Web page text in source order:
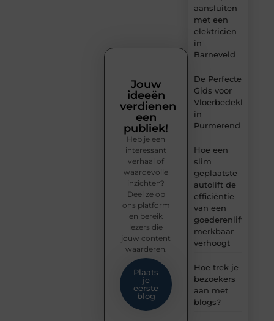
aansluiten
met een
elektricien
in
Barneveld
De Perfecte
Gids voor
Vloerbedekking
in
Purmerend
Hoe een
slim
geplaatste
autolift de
efficiëntie
van een
goederenlift
merkbaar
verhoogt
Hoe trek je
bezoekers
aan met
blogs?
Jouw
ideeën
verdienen
een
publiek!
Heb je een
interessant
verhaal of
waardevolle
inzichten?
Deel ze op
ons platform
en bereik
lezers die
jouw content
waarderen.
Plaats
je
eerste
blog